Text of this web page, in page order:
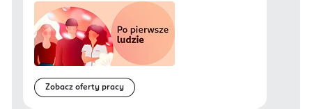
Zobacz oferty pracy